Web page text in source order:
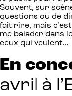
Souvent, sur
questions ou de
fait rire, mais
me balader dans
ceux qui veulent…
En
avril à